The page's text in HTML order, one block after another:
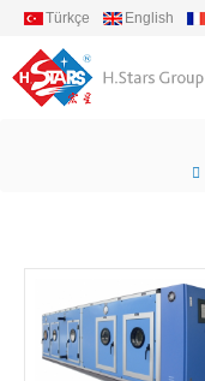
Türkçe English